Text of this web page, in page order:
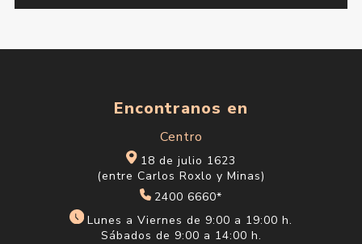
Encontranos en
Centro
18 de julio 1623
(entre Carlos Roxlo y Minas)
2400 6660*
Lunes a Viernes de 9:00 a 19:00 h.
Sábados de 9:00 a 14:00 h.